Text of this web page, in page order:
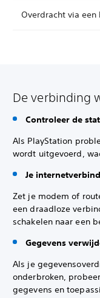
Overdracht via
De verbinding
Controleer de
Als PlayStation
wordt uitgevoerd,
Je
Zet je modem of
een draadloze
schakelen naar een
Gegevens
Als je
onderbroken,
gegevens en